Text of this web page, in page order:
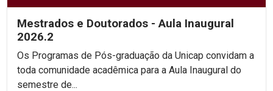
Mestrados e Doutorados - Aula Inaugural
2026.2
Os Programas de Pós-graduação da Unicap convidam a
toda comunidade acadêmica para a Aula Inaugural do
semestre de...